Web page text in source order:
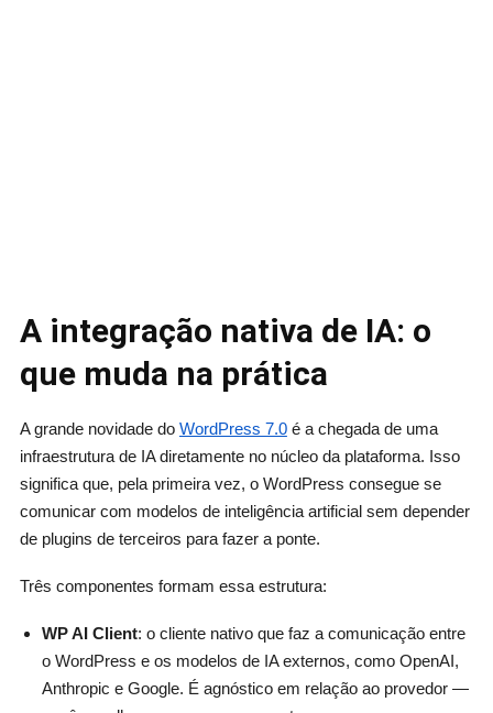
A integração nativa de IA: o
que muda na prática
A grande novidade do WordPress 7.0é a chegada de uma
infraestrutura de IA diretamente no núcleo da plataforma. Isso
significa que, pela primeira vez, o WordPress consegue se
comunicar com modelos de inteligência artificial sem depender
de plugins de terceiros para fazer a ponte.
Três componentes formam essa estrutura:
WP AI Client: o cliente nativo que faz a comunicação entre
o WordPress e os modelos de IA externos, como OpenAI,
Anthropic e Google. É agnóstico em relação ao provedor —